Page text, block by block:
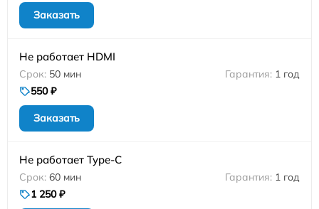
Заказать
Не работает HDMI
50 мин
1 год
550 ₽
Заказать
Не работает Type-C
60 мин
1 год
1 250 ₽